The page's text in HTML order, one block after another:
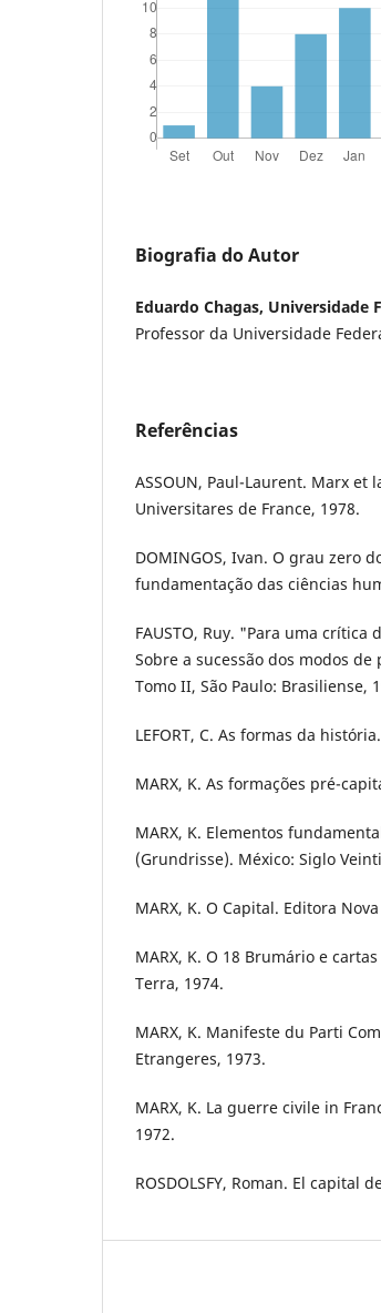
Biografia do Autor
Eduardo Chagas, Universidade
Professor da Universidade
Referências
ASSOUN, Paul-Laurent. Marx
Universitares de France, 1978.
DOMINGOS, Ivan. O grau zero
fundamentação das ciências
FAUSTO, Ruy. "Para uma
Sobre a sucessão dos modos
Tomo II, São Paulo: Brasiliense,
LEFORT, C. As formas da
MARX, K. As formações pré-
MARX, K. Elementos
(Grundrisse). México: Siglo
MARX, K. O Capital. Editora
MARX, K. O 18 Brumário e
Terra, 1974.
MARX, K. Manifeste du Parti
Etrangeres, 1973.
MARX, K. La guerre civile in
1972.
ROSDOLSFY, Roman. El capital